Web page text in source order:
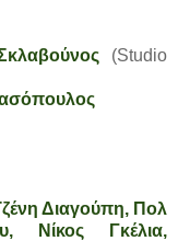
(Studio
Διαγούπη, Πολ
Νίκος Γκέλια,